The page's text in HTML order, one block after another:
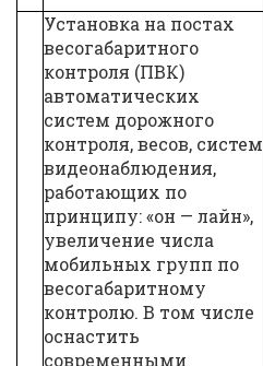
Установка на постах
весогабаритного
контроля (ПВК)
автоматических
систем дорожного
контроля, весов, систем
видеонаблюдения,
работающих по
принципу: «он — лайн»,
увеличение числа
мобильных групп по
весогабаритному
контролю. В том числе
оснастить
современными